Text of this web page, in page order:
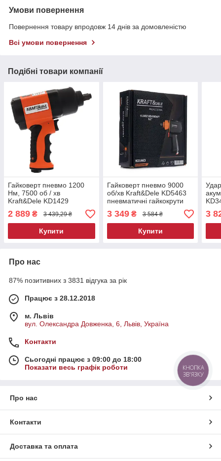
Умови повернення
Повернення товару впродовж 14 днів за домовленістю
Всі умови повернення
Подібні товари компанії
Гайковерт пневмо 1200
Нм, 7500 об / хв
Kraft&Dele KD1429
пневматичні гайкокрути
2 889 ₴ 3 439,29 ₴
Купити
Гайковерт пневмо 9000
об/хв Kraft&Dele KD5463
пневматичні гайкокрути
3 349₴ 3 584 ₴
Купити
3
Про нас
87% позитивних з 3831 відгука за рік
Працює з 28.12.2018
м. Львів
вул. Олександра Довженка, 6, Львів, Україна
Контакти
Сьогодні працює з 09:00 до 18:00
Показати весь графік роботи
Про нас
Контакти
Доставка та оплата
КНОПКА
ЗВ'ЯЗКУ